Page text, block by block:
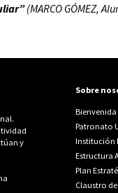
(MARCO GÓMEZ,
y
Sobre
Bienvenida
Patronato
Institución
Estructura
Plan
Claustro